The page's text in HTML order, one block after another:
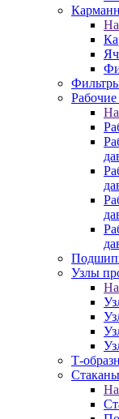
Рабочие
Узлы
Т-